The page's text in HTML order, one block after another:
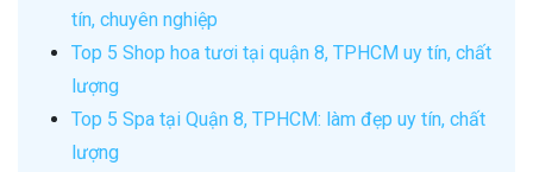
tín, chuyên nghiệp
Top 5 Shop hoa tươi tại quận 8, TPHCM uy tín, chất
lượng
Top 5 Spa tại Quận 8, TPHCM: làm đẹp uy tín, chất
lượng